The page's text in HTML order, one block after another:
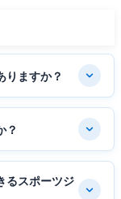
りますか？
？
るスポーツジ